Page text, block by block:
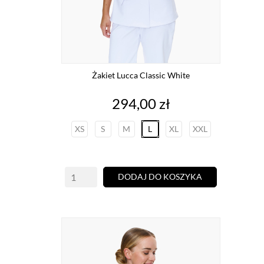
Żakiet Lucca Classic White
Cena
294,00 zł
XS S M L XL XXL
DODAJ DO KOSZYKA